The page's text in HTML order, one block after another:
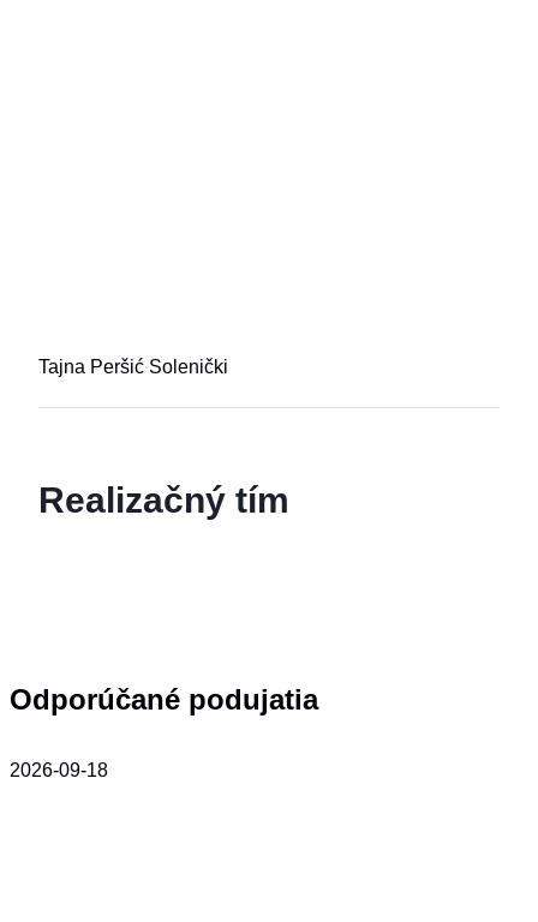
Tajna Peršić Solenički
Realizačný tím
Odporúčané podujatia
2026-09-18